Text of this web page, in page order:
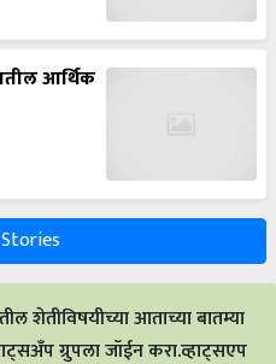
शेतीविषयीच्या आताच्या बातम्या
ग्रुपला जॉईन करा.व्हाट्सएप